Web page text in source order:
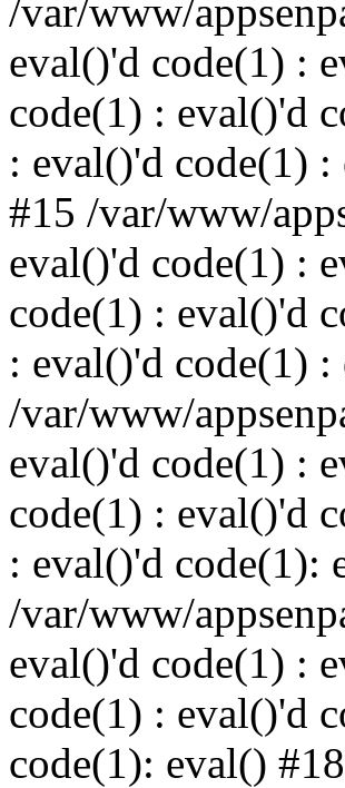
/var/www/
eval()'d code(1) :
code(1) : eval()'d
: eval()'d code(1)
#15 /var/www/
eval()'d code(1) :
code(1) : eval()'d
: eval()'d code(1)
/var/www/
eval()'d code(1) :
code(1) : eval()'d
: eval()'d code(1):
/var/www/
eval()'d code(1) :
code(1) : eval()'d
code(1): eval()